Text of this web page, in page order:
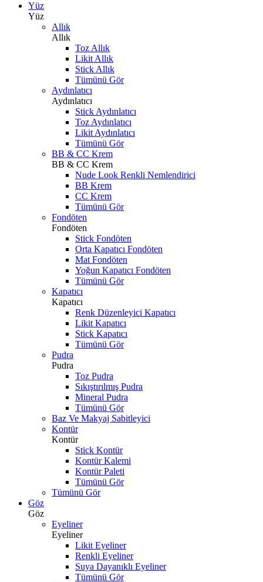
Yüz
Yüz
Allık
Allık
Toz Allık
Likit Allık
Stick Allık
Tümünü Gör
Aydınlatıcı
Aydınlatıcı
Stick Aydınlatıcı
Toz Aydınlatıcı
Likit Aydınlatıcı
Tümünü Gör
BB & CC Krem
BB & CC Krem
Nude Look Renkli Nemlendirici
BB Krem
CC Krem
Tümünü Gör
Fondöten
Fondöten
Stick Fondöten
Orta Kapatıcı Fondöten
Mat Fondöten
Yoğun Kapatıcı Fondöten
Tümünü Gör
Kapatıcı
Kapatıcı
Renk Düzenleyici Kapatıcı
Likit Kapatıcı
Stick Kapatıcı
Tümünü Gör
Pudra
Pudra
Toz Pudra
Sıkıştırılmış Pudra
Mineral Pudra
Tümünü Gör
Baz Ve Makyaj Sabitleyici
Kontür
Kontür
Stick Kontür
Kontür Kalemi
Kontür Paleti
Tümünü Gör
Tümünü Gör
Göz
Göz
Eyeliner
Eyeliner
Likit Eyeliner
Renkli Eyeliner
Suya Dayanıklı Eyeliner
Tümünü Gör